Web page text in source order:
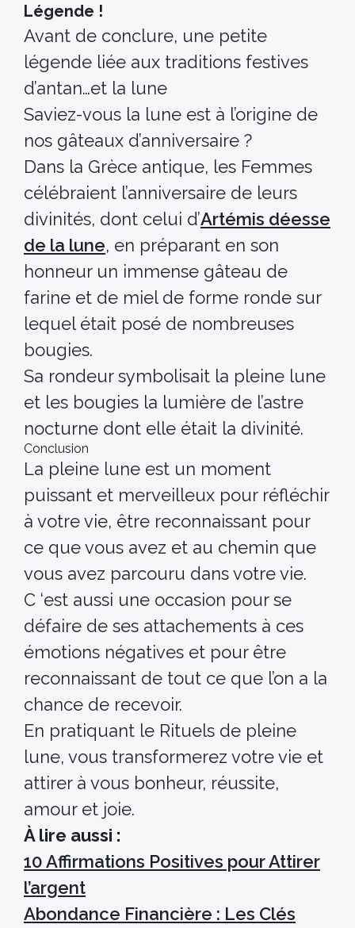
Légende !
Avant de conclure, une petite
légende liée aux traditions festives
d’antan…et la lune
Saviez-vous la lune est à l’origine de
nos gâteaux d’anniversaire ?
Dans la Grèce antique, les Femmes
célébraient l’anniversaire de leurs
divinités, dont celui d’Artémis déesse
de la lune, en préparant en son
honneur un immense gâteau de
farine et de miel de forme ronde sur
lequel était posé de nombreuses
bougies.
Sa rondeur symbolisait la pleine lune
et les bougies la lumière de l’astre
nocturne dont elle était la divinité.
Conclusion
La pleine lune est un moment
puissant et merveilleux pour réfléchir
à votre vie, être reconnaissant pour
ce que vous avez et au chemin que
vous avez parcouru dans votre vie.
C ‘est aussi une occasion pour se
défaire de ses attachements à ces
émotions négatives et pour être
reconnaissant de tout ce que l’on a la
chance de recevoir.
En pratiquant le Rituels de pleine
lune, vous transformerez votre vie et
attirer à vous bonheur, réussite,
amour et joie.
À lire aussi :
10 Affirmations Positives pour Attirer
l’argent
Abondance Financière : Les Clés